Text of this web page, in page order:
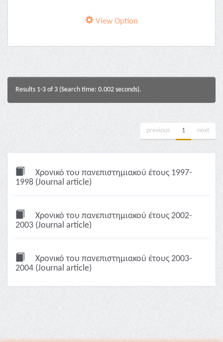
View Option
Results 1-3 of 3 (Search time: 0.002 seconds).
previous 1 next
Χρονικό του πανεπιστημιακού έτους 1997-
1998 (Journal article)
Χρονικό του πανεπιστημιακού έτους 2002-
2003 (Journal article)
Χρονικό του πανεπιστημιακού έτους 2003-
2004 (Journal article)